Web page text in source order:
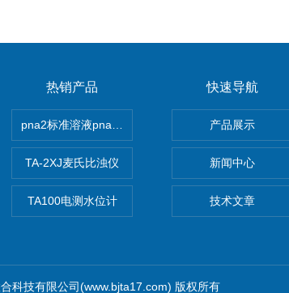
热销产品
pna2标准溶液pna3 pna4 pna5 pna6纳离子
TA-2XJ麦氏比浊仪
TA100电测水位计
快速导航
产品展示
新闻中心
技术文章
科技有限公司(www.bjta17.com) 版权所有